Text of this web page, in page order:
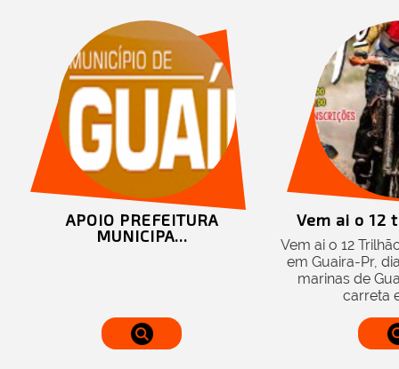
APOIO PREFEITURA
MUNICIPA...
Vem ai o 12
Vem ai o 12
em Guaira-Pr,
marinas de
carreta